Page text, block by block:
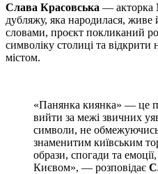
Слава Красовська — акторка
дубляжу, яка народилася, живе
словами, проєкт покликаний
символіку столиці та відкрити
містом.
«Панянка киянка» — це
вийти за межі звичних
символи, не
знаменитим київським
образи, спогади та
Києвом», — розповідає